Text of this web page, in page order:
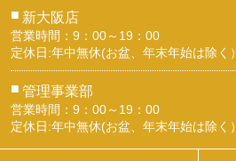
■ 新大阪店
営業時間：9：00～19：00
定休日:年中無休(お盆、年末年始は除く）
■ 管理事業部
営業時間：9：00～19：00
定休日:年中無休(お盆、年末年始は除く）